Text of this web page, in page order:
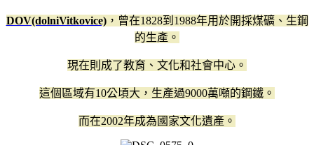
DOV(dolniVitkovice)，曾在1828到1988年用於開採煤礦、生鋼
的生產。
現在則成了教育、文化和社會中心。
這個區域有10公頃大，生產過9000萬噸的鋼鐵。
而在2002年成為國家文化遺產。